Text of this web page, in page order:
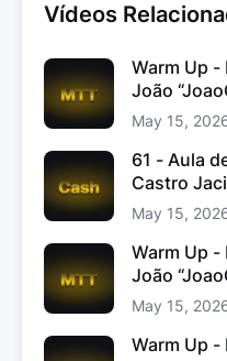
Vídeos
Warm Up -
João
May 15,
61 - Aula
Castro
May 15,
Warm Up -
João
May 15,
Warm Up -